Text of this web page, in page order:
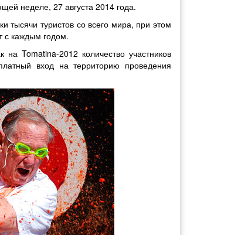
неделе, 27 августа 2014 года.
тысячи туристов со всего мира, при этом
с каждым годом.
Tomatina-2012 количество участников
вход на территорию проведения